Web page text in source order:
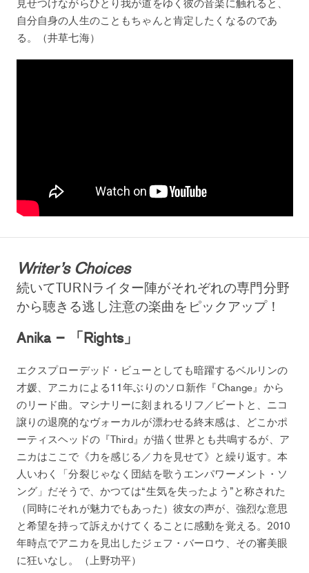
見せつけながらひとり我が道をゆく彼の音楽に触れると、
自分自身の人生のこともちゃんと肯定したくなるのであ
る。（井草七海）
Writer’s Choices
続いてTURNライター陣がそれぞれの専門分野
から聴きる逃し注意の楽曲をピックアップ！
Anika – 「Rights」
エクスプローデッド・ビューとしても暗躍するベルリンの
才媛、アニカによる11年ぶりのソロ新作『Change』から
のリード曲。マシナリーに刻まれるリフ／ビートと、ニコ
譲りの退廃的なヴォーカルが漂わせる終末感は、どこかポ
ーティスヘッドの『Third』が描く世界とも共鳴するが、ア
ニカはここで《力を感じる／力を見せて》と繰り返す。本
人いわく「分裂じゃなく団結を歌うエンパワーメント・ソ
ング」だそうで、かつては“生気を失ったよう”と称された
（同時にそれが魅力でもあった）彼女の声が、強烈な意思
と希望を持って訴えかけてくることに感動を覚える。2010
年時点でアニカを見出したジェフ・バーロウ、その審美眼
に狂いなし。（上野功平）